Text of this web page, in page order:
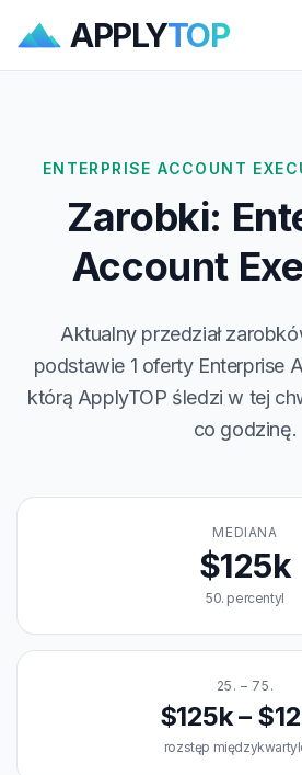
APPLYTOP
ENTERPRISE ACCOUNT
Zarobki:
Account
Aktualny przedział
podstawie 1 oferty Enterprise
którą ApplyTOP śledzi w tej
co godzinę.
MEDIANA
$125k
50. percentyl
25. – 75.
$125k –
rozstęp